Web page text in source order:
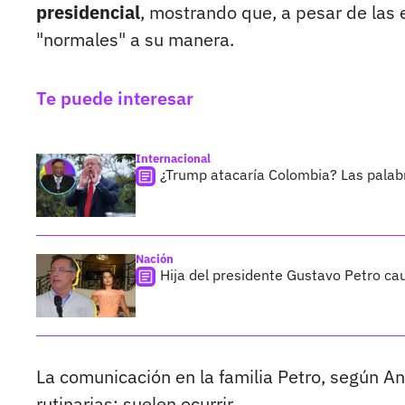
presidencial, mostrando que, a pesar de
"normales" a su manera.
Te puede interesar
Internacional
¿Trump atacaría Colombia? Las
Nación
Hija del presidente Gustavo Petro
La comunicación en la familia Petro, según